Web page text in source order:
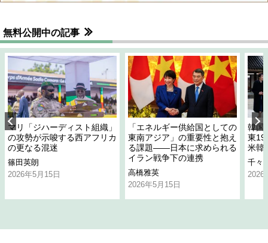
無料公開中の記事
マリ「ジハーディスト組織」
の攻勢が示唆する西アフリカ
の更なる混迷
篠田英朗
2026年5月15日
「エネルギー供給国としての
東南アジア」の重要性と抱え
る課題――日本に求められる
イラン戦争下の連携
高橋雅英
2026年5月15日
韓国
東
米韓
千々
2026